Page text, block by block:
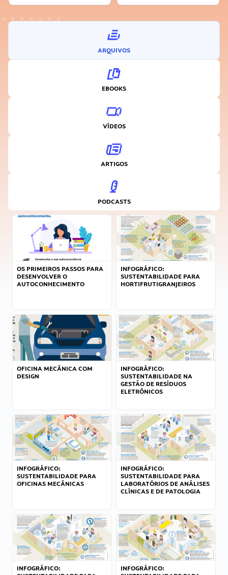
ARQUIVOS
EBOOKS
VÍDEOS
ARTIGOS
PODCASTS
OS PRIMEIROS PASSOS PARA
DESENVOLVER O
AUTOCONHECIMENTO
INFOGRÁFICO:
SUSTENTABILIDADE PARA
HORTIFRUTIGRANJEIROS
OFICINA MECÂNICA COM
DESIGN
INFOGRÁFICO:
SUSTENTABILIDADE NA
GESTÃO DE RESÍDUOS
ELETRÔNICOS
INFOGRÁFICO:
SUSTENTABILIDADE PARA
OFICINAS MECÂNICAS
INFOGRÁFICO:
SUSTENTABILIDADE PARA
LABORATÓRIOS DE ANÁLISES
CLÍNICAS E DE PATOLOGIA
INFOGRÁFICO:
INFOGRÁFICO: